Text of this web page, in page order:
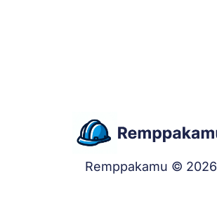
Remppakamu © 2026